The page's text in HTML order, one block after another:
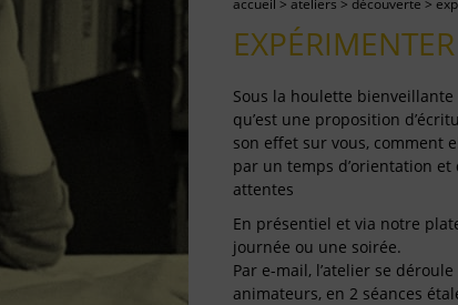
accueil > ateliers > découverte >
Sous la houlette
qu’est une proposition
son effet sur vous, comment
par un temps d’orientation
attentes
En présentiel et via notre
journée ou une soirée.
Par e-mail, l’atelier se
animateurs, en 2 séances